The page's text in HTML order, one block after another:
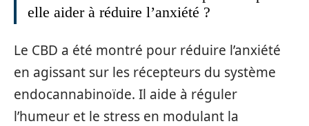
elle aider à réduire l’anxiété ?
Le CBD a été montré pour réduire l’anxiété
en agissant sur les récepteurs du système
endocannabinoïde. Il aide à réguler
l’humeur et le stress en modulant la